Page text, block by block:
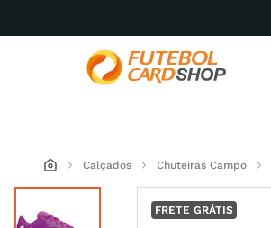
Calçados Chuteiras Campo
FRETE GRÁTIS